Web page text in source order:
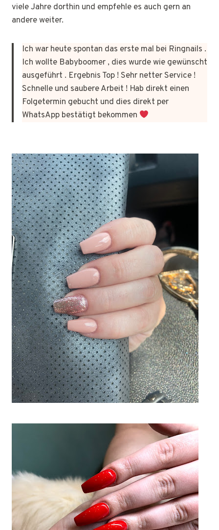
viele Jahre dorthin und empfehle es auch gern an
andere weiter.
Ich war heute spontan das erste mal bei Ringnails .
Ich wollte Babyboomer , dies wurde wie gewünscht
ausgeführt . Ergebnis Top ! Sehr netter Service !
Schnelle und saubere Arbeit ! Hab direkt einen
Folgetermin gebucht und dies direkt per
WhatsApp bestätigt bekommen